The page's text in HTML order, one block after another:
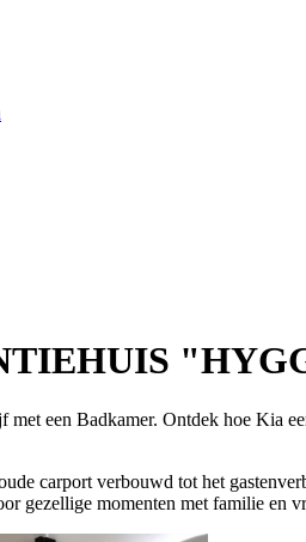
met een Badkamer. Ontdek hoe Kia
carport verbouwd tot het
gezellige momenten met familie en